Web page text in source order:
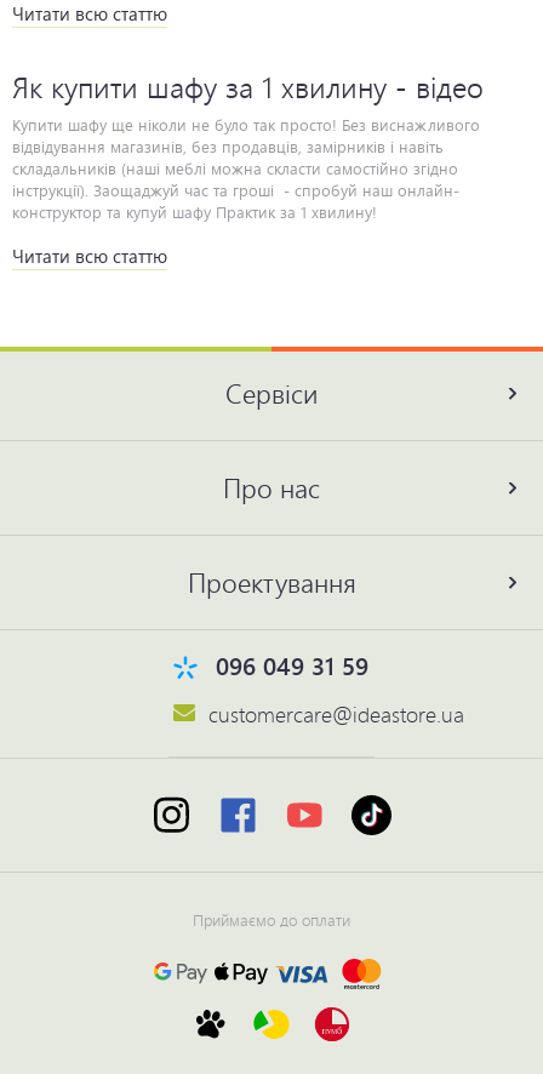
Читати всю статтю
Як купити шафу за 1 хвилину - відео
Купити шафу ще ніколи не було так просто! Без виснажливого відвідування магазинів, без продавців, замірників і навіть складальників (наші меблі можна скласти самостійно згідно інструкції). Заощаджуй час та гроші - спробуй наш онлайн-конструктор та купуй шафу Практик за 1 хвилину!
Читати всю статтю
Сервіси
Про нас
Проектування
096 049 31 59
customercare@ideastore.ua
Приймаємо до оплати